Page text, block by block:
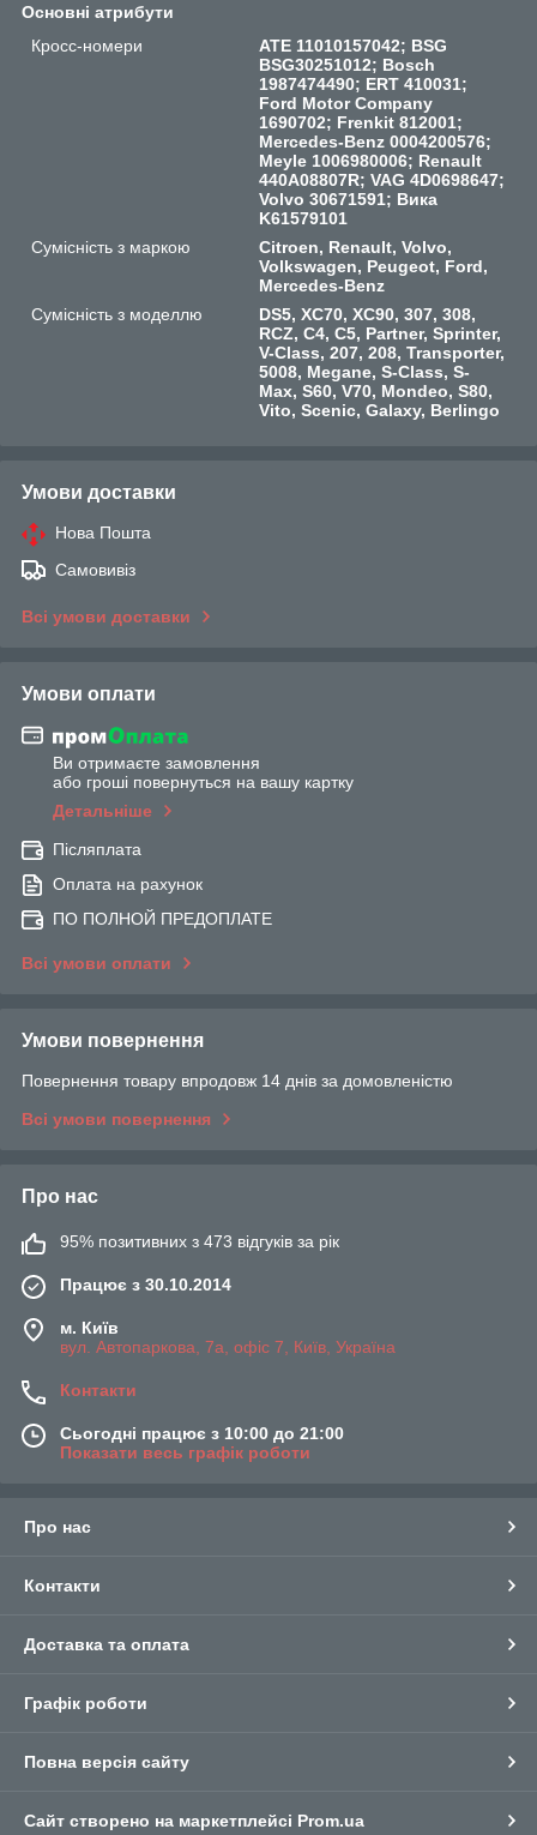
Основні атрибути
Кросс-номери
ATE 11010157042; BSG
BSG30251012; Bosch
1987474490; ERT 410031;
Ford Motor Company
1690702; Frenkit 812001;
Mercedes-Benz 0004200576;
Meyle 1006980006; Renault
440A08807R; VAG 4D0698647;
Volvo 30671591; Вика
K61579101
Сумісність з маркою
Citroen, Renault, Volvo,
Volkswagen, Peugeot, Ford,
Mercedes-Benz
Сумісність з моделлю
DS5, XC70, XC90, 307, 308,
RCZ, C4, C5, Partner, Sprinter,
V-Class, 207, 208, Transporter,
5008, Megane, S-Class, S-
Max, S60, V70, Mondeo, S80,
Vito, Scenic, Galaxy, Berlingo
Умови доставки
Нова Пошта
Самовивіз
Всі умови доставки
Умови оплати
Ви отримаєте замовлення
або гроші повернуться на вашу картку
Детальніше
Післяплата
Оплата на рахунок
ПО ПОЛНОЙ ПРЕДОПЛАТЕ
Всі умови оплати
Умови повернення
Повернення товару впродовж 14 днів за домовленістю
Всі умови повернення
Про нас
95% позитивних з 473 відгуків за рік
Працює з 30.10.2014
м. Київ
вул. Автопаркова, 7а, офіс 7, Київ, Україна
Контакти
Сьогодні працює з 10:00 до 21:00
Показати весь графік роботи
Про нас
Контакти
Доставка та оплата
Графік роботи
Повна версія сайту
Сайт створено на маркетплейсі Prom.ua